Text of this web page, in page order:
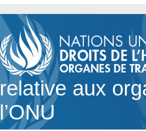
relative aux
l’ONU